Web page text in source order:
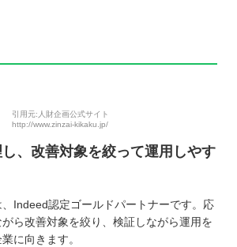
引用元:人財企画公式サイト
http://www.zinzai-kikaku.jp/
、改善対象を絞って運用しやす
Indeed認定ゴールドパートナーです。応
ら改善対象を絞り、検証しながら運用を
に向きます。